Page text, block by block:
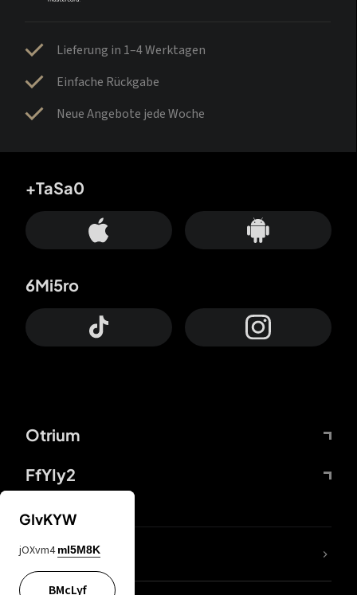
Lieferung in 1–4 Werktagen
Einfache Rückgabe
Neue Angebote jede Woche
Otrium
FfYIy2
+TaSa0
6Mi5ro
DDcvSo
GIvKYW
jOXvm4 mI5M8K
BMcLyf